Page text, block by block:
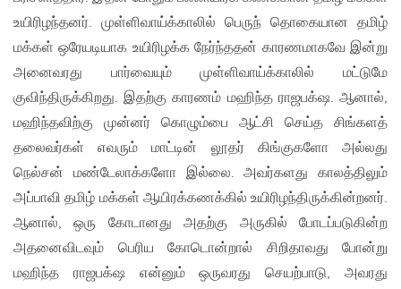
உயிரிழந்தனர். முள்ளிவாய்க்காலில் பெருந் தொகையான தமிழ்
மக்கள் ஒரேயடியாக உயிரிழக்க நேர்ந்ததன் காரணமாகவே இன்று
அனைவரது பார்வையும் முள்ளிவாய்க்காலில் மட்டுமே
குவிந்திருக்கிறது. இதற்கு காரணம் மஹிந்த ராஜபக்‌ஷ. ஆனால்,
மஹிந்தவிற்கு முன்னர் கொழும்பை ஆட்சி செய்த சிங்களத்
தலைவர்கள் எவரும் மாட்டின் லூதர் கிங்குகளோ அல்லது
நெல்சன் மண்டேலாக்களோ இல்லை. அவர்களது காலத்திலும்
அப்பாவி தமிழ் மக்கள் ஆயிரக்கணக்கில் உயிரிழந்திருக்கின்றனர்.
ஆனால், ஒரு கோடானது அதற்கு அருகில் போடப்படுகின்ற
அதனைவிடவும் பெரிய கோடொன்றால் சிறிதாவது போன்று
மஹிந்த ராஜபக்‌ஷ என்னும் ஒருவரது செயற்பாடு, அவரது